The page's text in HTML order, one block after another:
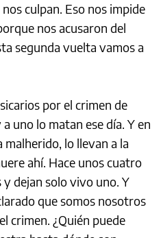
culpan. Eso nos impide
nos acusaron del
segunda vuelta vamos a
por el crimen de
uno lo matan ese día. Y en
malherido, lo llevan a la
ahí. Hace unos cuatro
y dejan solo vivo uno. Y
que somos nosotros
crimen. ¿Quién puede